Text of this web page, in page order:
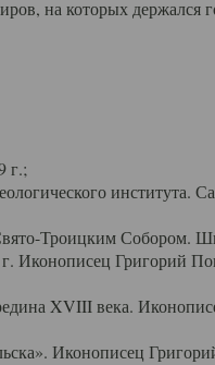
на которых держался
г.;
института.
Троицким Собором.
Иконописец Григорий
XVIII века.
Иконописец